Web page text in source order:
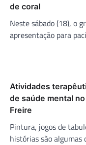
de coral
Neste sábado (18), o
apresentação para
Atividades
de saúde mental
Freire
Pintura, jogos de
histórias são algumas